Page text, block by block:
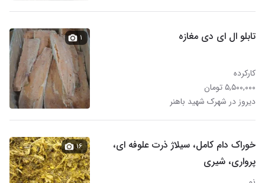
تابلو ال ای دی مغازه
کارکرده
۵,۵۰۰,۰۰۰ تومان
دیروز در شهرک شهید باهنر
۱
خوراک دام کامل، سیلاژ ذرت علوفه ای،
پرواری، شیری
۱۶